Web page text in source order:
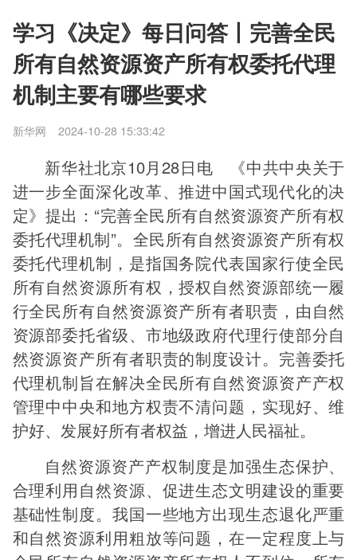
学习《决定》每日问答丨完善全民
所有自然资源资产所有权委托代理
机制主要有哪些要求
新华网 2024-10-28 15:33:42
新华社北京10月28日电 《中共中央关于
进一步全面深化改革、推进中国式现代化的决
定》提出：“完善全民所有自然资源资产所有权
委托代理机制”。全民所有自然资源资产所有权
委托代理机制，是指国务院代表国家行使全民
所有自然资源所有权，授权自然资源部统一履
行全民所有自然资源资产所有者职责，由自然
资源部委托省级、市地级政府代理行使部分自
然资源资产所有者职责的制度设计。完善委托
代理机制旨在解决全民所有自然资源资产产权
管理中中央和地方权责不清问题，实现好、维
护好、发展好所有者权益，增进人民福祉。
自然资源资产产权制度是加强生态保护、
合理利用自然资源、促进生态文明建设的重要
基础性制度。我国一些地方出现生态退化严重
和自然资源利用粗放等问题，在一定程度上与